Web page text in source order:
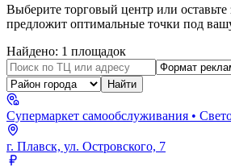
Выберите торговый центр или
предложит оптимальные точки под
Найдено: 1 площадок
Найти
Супермаркет самообслуживания •
г. Плавск, ул. Островского, 7